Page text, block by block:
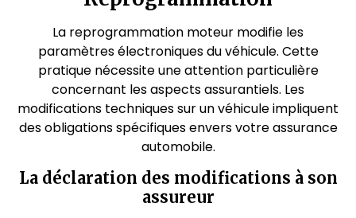
La reprogrammation moteur modifie les
paramètres électroniques du véhicule. Cette
pratique nécessite une attention particulière
concernant les aspects assurantiels. Les
modifications techniques sur un véhicule impliquent
des obligations spécifiques envers votre assurance
automobile.
La déclaration des modifications à son
assureur